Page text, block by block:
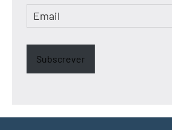
Email
Subscrever